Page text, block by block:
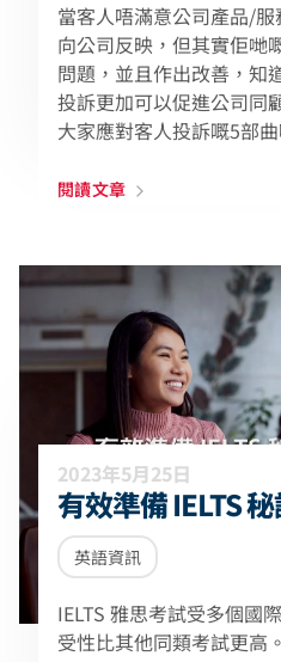
當客人唔滿意公司產品/
向公司反映，但其實佢哋
問題，並且作出改善，知
投訴更加可以促進公司同
大家應對客人投訴嘅5部曲
閱讀文章
2023年5月25日
有效準備 IELTS
英語資訊
IELTS 雅思考試受多個國
受性比其他同類考試更高